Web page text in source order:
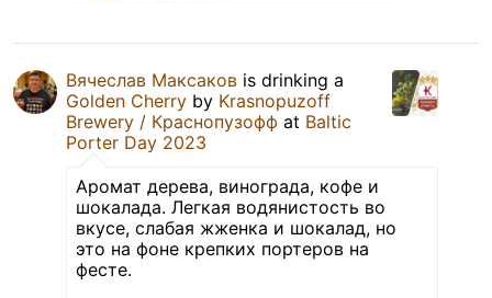
Вячеслав Максаков is drinking a
Golden Cherry by Krasnopuzoff
Brewery / Краснопузофф at Baltic
Porter Day 2023
Аромат дерева, винограда, кофе и
шокалада. Легкая водянистость во
вкусе, слабая жженка и шокалад, но
это на фоне крепких портеров на
фесте.